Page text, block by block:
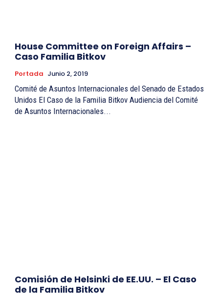
House Committee on Foreign Affairs –
Caso Familia Bitkov
Portada Junio 2, 2019
Comité de Asuntos Internacionales del Senado de Estados
Unidos El Caso de la Familia Bitkov Audiencia del Comité
de Asuntos Internacionales...
Comisión de Helsinki de EE.UU. – El Caso
de la Familia Bitkov